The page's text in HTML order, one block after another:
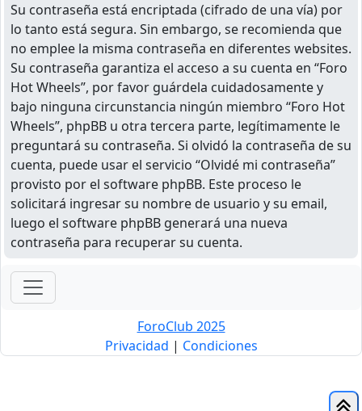
Su contraseña está encriptada (cifrado de una vía) por
lo tanto está segura. Sin embargo, se recomienda que
no emplee la misma contraseña en diferentes websites.
Su contraseña garantiza el acceso a su cuenta en “Foro
Hot Wheels”, por favor guárdela cuidadosamente y
bajo ninguna circunstancia ningún miembro “Foro Hot
Wheels”, phpBB u otra tercera parte, legítimamente le
preguntará su contraseña. Si olvidó la contraseña de su
cuenta, puede usar el servicio “Olvidé mi contraseña”
provisto por el software phpBB. Este proceso le
solicitará ingresar su nombre de usuario y su email,
luego el software phpBB generará una nueva
contraseña para recuperar su cuenta.
ForoClub 2025
Privacidad | Condiciones